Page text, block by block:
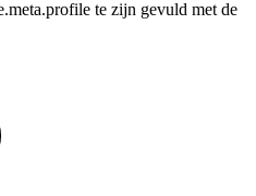
te zijn gevuld met de